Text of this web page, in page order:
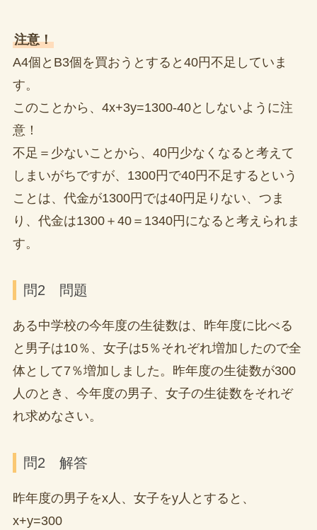
注意！
A4個とB3個を買おうとすると40円不足していま
す。
このことから、4x+3y=1300-40としないように注
意！
不足＝少ないことから、40円少なくなると考えて
しまいがちですが、1300円で40円不足するという
ことは、代金が1300円では40円足りない、つま
り、代金は1300＋40＝1340円になると考えられま
す。
問2 問題
ある中学校の今年度の生徒数は、昨年度に比べる
と男子は10％、女子は5％それぞれ増加したので全
体として7％増加しました。昨年度の生徒数が300
人のとき、今年度の男子、女子の生徒数をそれぞ
れ求めなさい。
問2 解答
昨年度の男子をx人、女子をy人とすると、
x+y=300